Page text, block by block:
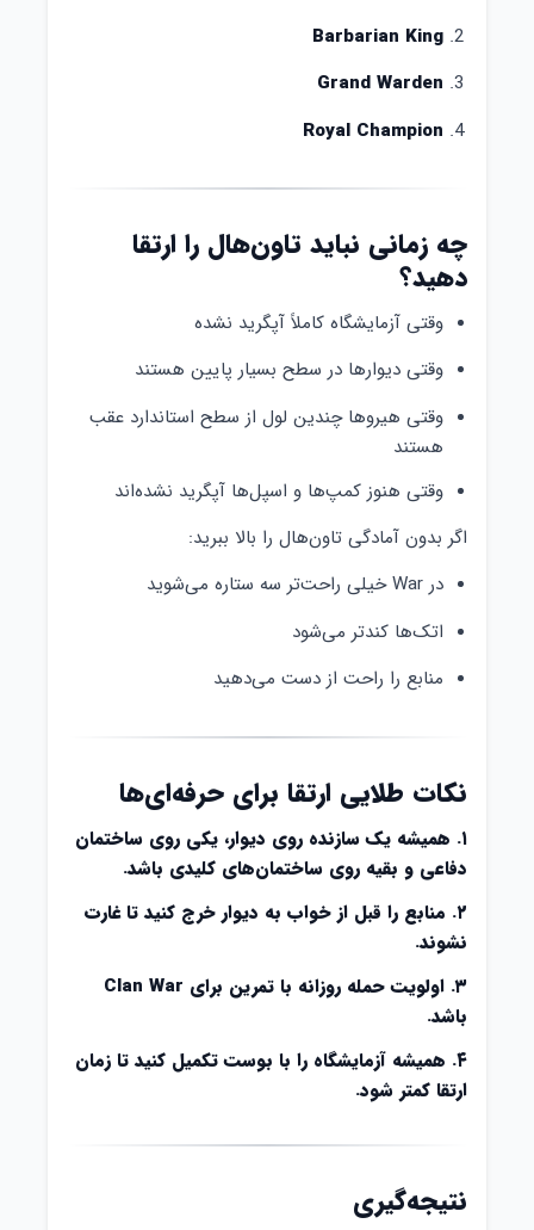
Barbarian King
Grand Warden
Royal Champion
چه زمانی نباید تاون‌هال را ارتقا
دهید؟
وقتی آزمایشگاه کاملاً آپگرید نشده
وقتی دیوارها در سطح بسیار پایین هستند
وقتی هیروها چندین لول از سطح استاندارد عقب
هستند
وقتی هنوز کمپ‌ها و اسپل‌ها آپگرید نشده‌اند
اگر بدون آمادگی تاون‌هال را بالا ببرید:
در War خیلی راحت‌تر سه ستاره می‌شوید
اتک‌ها کندتر می‌شود
منابع را راحت از دست می‌دهید
نکات طلایی ارتقا برای حرفه‌ای‌ها
۱. همیشه یک سازنده روی دیوار، یکی روی ساختمان
دفاعی و بقیه روی ساختمان‌های کلیدی باشد.
۲. منابع را قبل از خواب به دیوار خرج کنید تا غارت
نشوند.
۳. اولویت حمله روزانه با تمرین برای Clan War
باشد.
۴. همیشه آزمایشگاه را با بوست تکمیل کنید تا زمان
ارتقا کمتر شود.
نتیجه‌گیری